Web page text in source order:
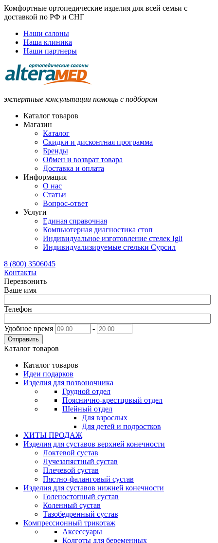
Комфортные ортопедические изделия для всей семьи с
доставкой по РФ и СНГ
Наши салоны
Наша клиника
Наши партнеры
экспертные консультации помощь с подбором
Каталог товаров
Магазин
Каталог
Скидки и дисконтная программа
Бренды
Обмен и возврат товара
Доставка и оплата
Информация
О нас
Статьи
Вопрос-ответ
Услуги
Единая справочная
Компьютерная диагностика стоп
Индивидуальное изготовление стелек Igli
Индивидуализируемые стельки Сурсил
8 (800) 3506045
Контакты
Перезвонить
Ваше имя
Телефон
Удобное время -
Отправить
Каталог товаров
Каталог товаров
Идеи подарков
Изделия для позвоночника
Грудной отдел
Пояснично-крестцовый отдел
Шейный отдел
Для взрослых
Для детей и подростков
ХИТЫ ПРОДАЖ
Изделия для суставов верхней конечности
Локтевой сустав
Лучезапястный сустав
Плечевой сустав
Пястно-фаланговый сустав
Изделия для суставов нижней конечности
Голеностопный сустав
Коленный сустав
Тазобедренный сустав
Компрессионный трикотаж
Аксессуары
Колготы для беременных